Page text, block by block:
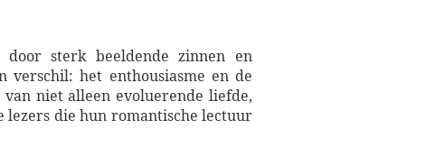
sterk beeldende zinnen en
het enthousiasme en de
niet alleen evoluerende liefde,
lezers die hun romantische lectuur